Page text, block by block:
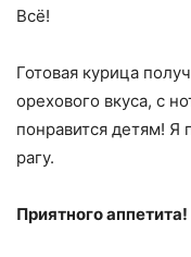
Всё!
Готовая курица
орехового вкуса, с
понравится детям!
рагу.
Приятного аппетита!